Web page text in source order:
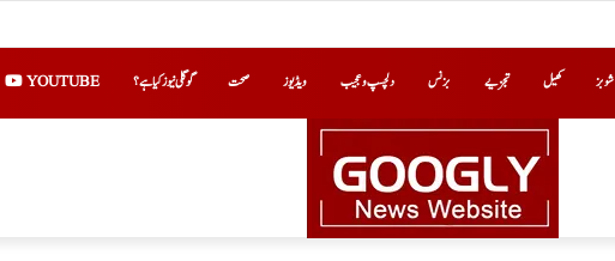
شوبز کھیل تجزیے بزنس دلچسپ و عجیب ویڈیوز صحت گوگلی نیوز کیا ہے؟ YOUTUBE